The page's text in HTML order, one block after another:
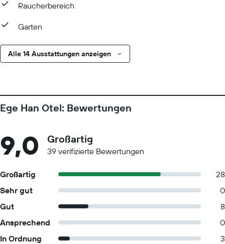
Raucherbereich
Garten
Alle 14 Ausstattungen anzeigen
Ege Han Otel: Bewertungen
9,0 Großartig
39 verifizierte Bewertungen
Großartig
28
Sehr gut
0
Gut
8
Ansprechend
0
In Ordnung
3